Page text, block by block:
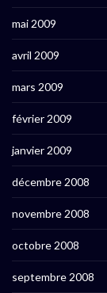
mai 2009
avril 2009
mars 2009
février 2009
janvier 2009
décembre 2008
novembre 2008
octobre 2008
septembre 2008